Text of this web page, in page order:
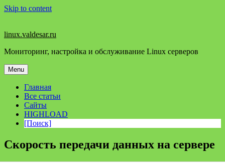
Skip to content
linux.valdesar.ru
Мониторинг, настройка и обслуживание Linux серверов
Menu
Главная
Все статьи
Сайты
HIGHLOAD
[Поиск]
Скорость передачи данных на сервере